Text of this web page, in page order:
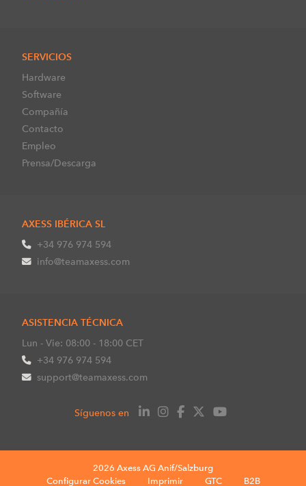
SERVICIOS
Hardware
Software
Compañía
Contacto
Empleo
Prensa/Descarga
AXESS IBÉRICA SL
+34 976 974 594
info@teamaxess.com
ASISTENCIA TÉCNICA
Lun - Vie: 08:00 - 18:00 CET
+34 976 974 594
support@teamaxess.com
Síguenos en
2026 Axess AG Anif/Salzburg
Configurar Cookies
Imprimir GTC B2B